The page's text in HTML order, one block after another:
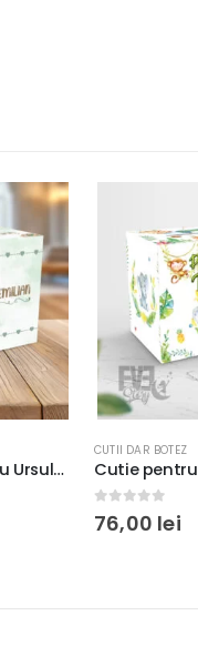
Cutie pentru gemeni cu animăluţe Safari pentru plicurile de bani, 33x23x23cm, carton fotografic 300g/m²
CUTII DAR BOTEZ
0out of 5
76,00 lei